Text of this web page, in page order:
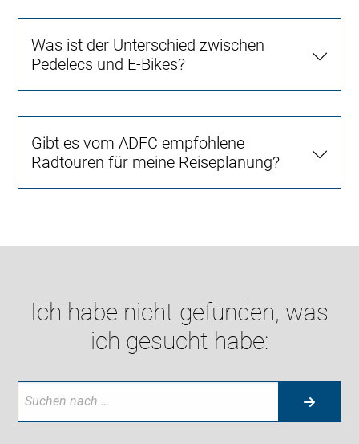
Was ist der Unterschied zwischen
Pedelecs und E-Bikes?
Gibt es vom ADFC empfohlene
Radtouren für meine Reiseplanung?
Ich habe nicht gefunden, was
ich gesucht habe: